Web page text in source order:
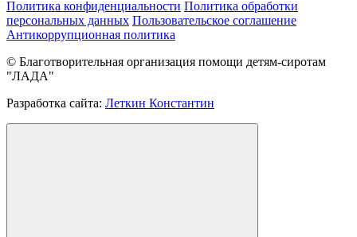
Политика конфиденциальности Политика обработки
персональных данных Пользовательское соглашение
Антикоррупционная политика
© Благотворительная организация помощи детям-сиротам
"ЛАДА"
Разработка сайта: Леткин Константин